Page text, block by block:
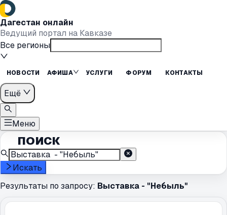
Дагестан онлайн
Ведущий портал на Кавказе
Все регионы
НОВОСТИ АФИША УСЛУГИ ФОРУМ КОНТАКТЫ
Ещё
Меню
ПОИСК
Искать
Результаты по запросу: Выставка - "Небыль"